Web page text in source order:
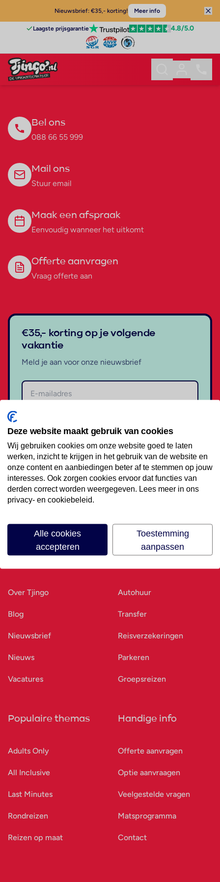
Nieuwsbrief: €35,- korting! Meer info
Laagste prijsgarantie 4.8/5.0
Bel ons
088 66 55 999
Mail ons
Stuur email
Maak een afspraak
Eenvoudig wanneer het uitkomt
Offerte aanvragen
Vraag offerte aan
€35,- korting op je volgende
vakantie
Meld je aan voor onze nieuwsbrief
Volg ons op social media
Over Tjingo
Blog
Nieuwsbrief
Nieuws
Vacatures
Autohuur
Transfer
Reisverzekeringen
Parkeren
Groepsreizen
Populaire themas
Adults Only
All Inclusive
Last Minutes
Rondreizen
Reizen op maat
Handige info
Offerte aanvragen
Optie aanvraagen
Veelgestelde vragen
Matsprogramma
Contact
Deze website maakt gebruik van cookies
Wij gebruiken cookies om onze website goed te laten
werken, inzicht te krijgen in het gebruik van de website en
onze content en aanbiedingen beter af te stemmen op jouw
interesses. Ook zorgen cookies ervoor dat functies van
derden correct worden weergegeven. Lees meer in ons
privacy- en cookiebeleid.
Alle cookies
accepteren
Toestemming
aanpassen